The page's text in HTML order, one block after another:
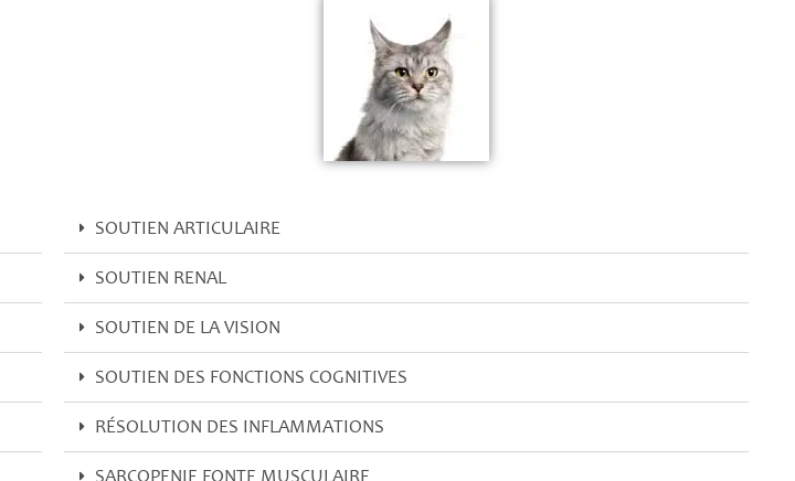
SOUTIEN ARTICULAIRE
SOUTIEN RENAL
SOUTIEN DE LA VISION
SOUTIEN DES FONCTIONS COGNITIVES
RÉSOLUTION DES INFLAMMATIONS
SARCOPENIE FONTE MUSCULAIRE